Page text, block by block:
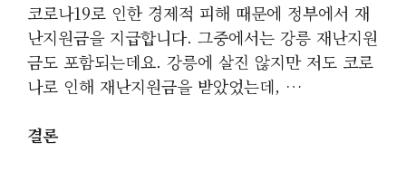
코로나19로 인한 경제적 피해 때문에 정부에서 재
난지원금을 지급합니다. 그중에서는 강릉 재난지원
금도 포함되는데요. 강릉에 살진 않지만 저도 코로
나로 인해 재난지원금을 받았었는데, …
결론